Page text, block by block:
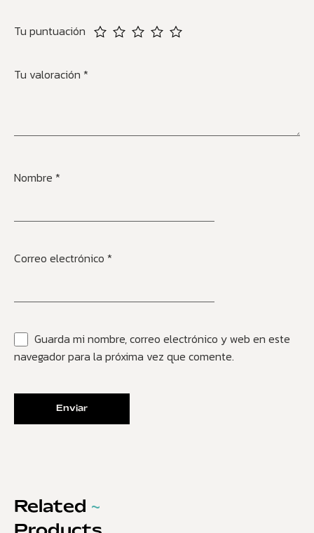
Tu puntuación
Tu valoración *
Nombre *
Correo electrónico *
Guarda mi nombre, correo electrónico y web en este
navegador para la próxima vez que comente.
Related ~